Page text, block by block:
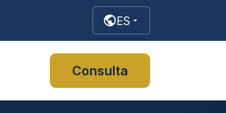
ES
Consulta